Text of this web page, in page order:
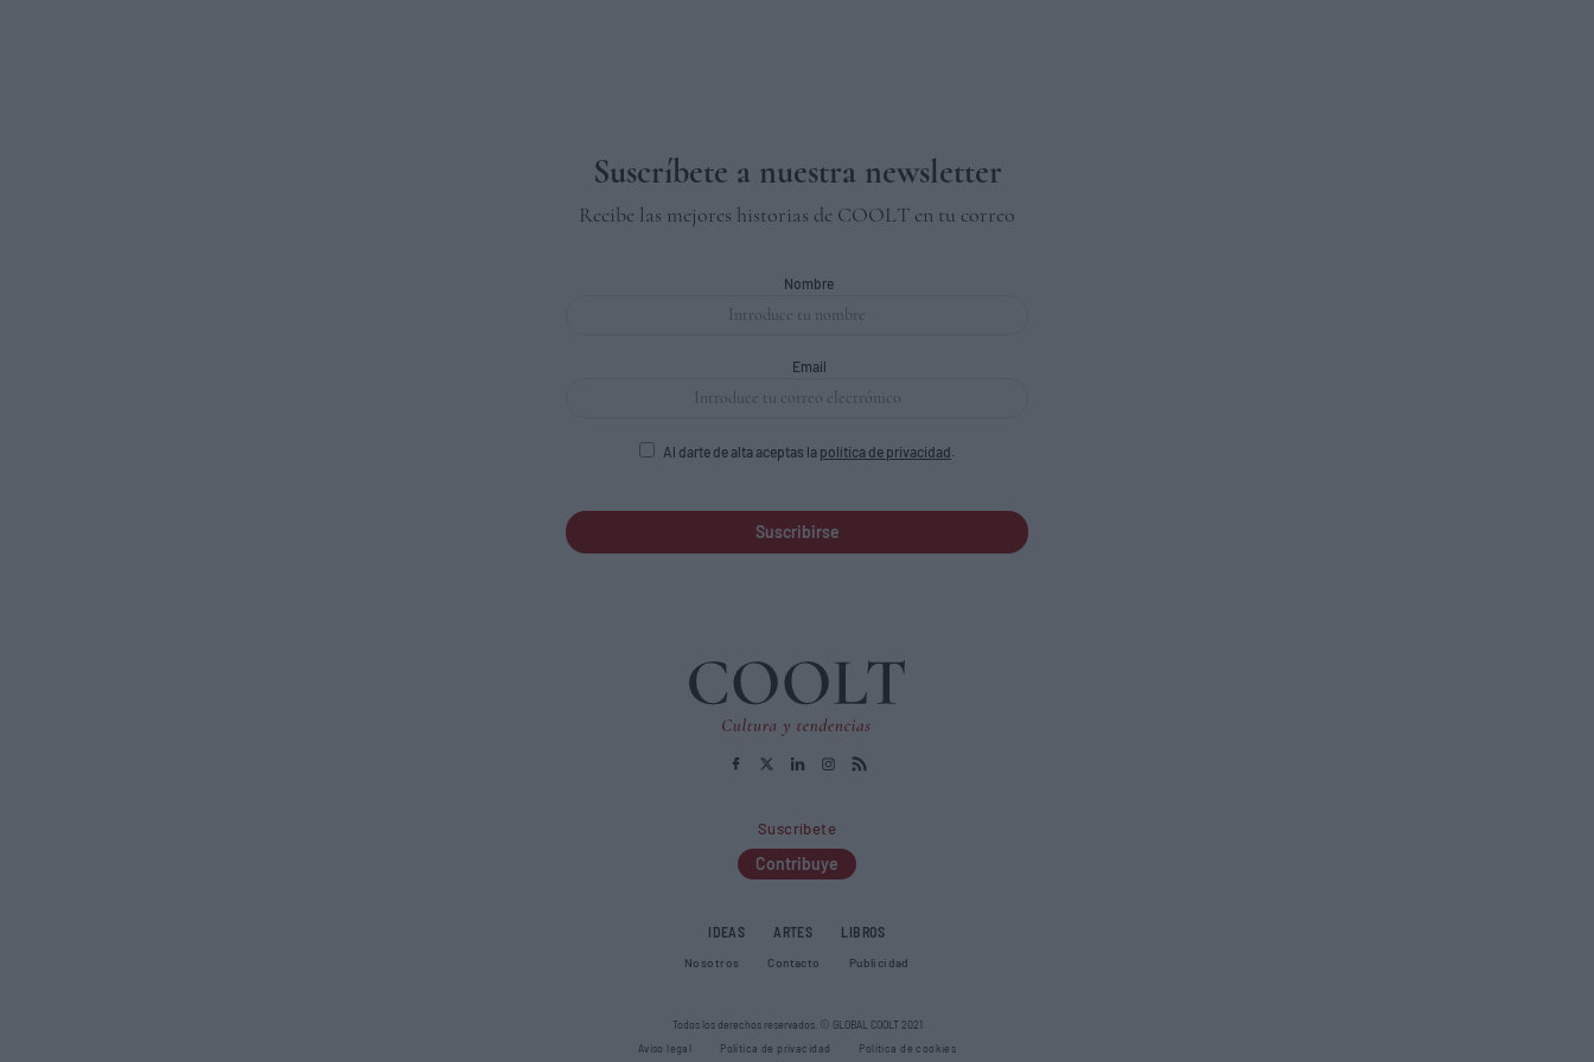
Suscríbete a nuestra newsletter
Recibe las mejores historias de COOLT en tu correo
Nombre
Email
Al darte de alta aceptas la política de privacidad.
Suscribirse
Suscríbete
Contribuye
IDEAS ARTES LIBROS
Nosotros Contacto Publicidad
Todos los derechos reservados. © GLOBAL COOLT 2021
Aviso legal
Política de privacidad Política de cookies